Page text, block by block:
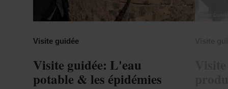
Visite guidée
Visite guidée: L'eau
potable & les épidémies